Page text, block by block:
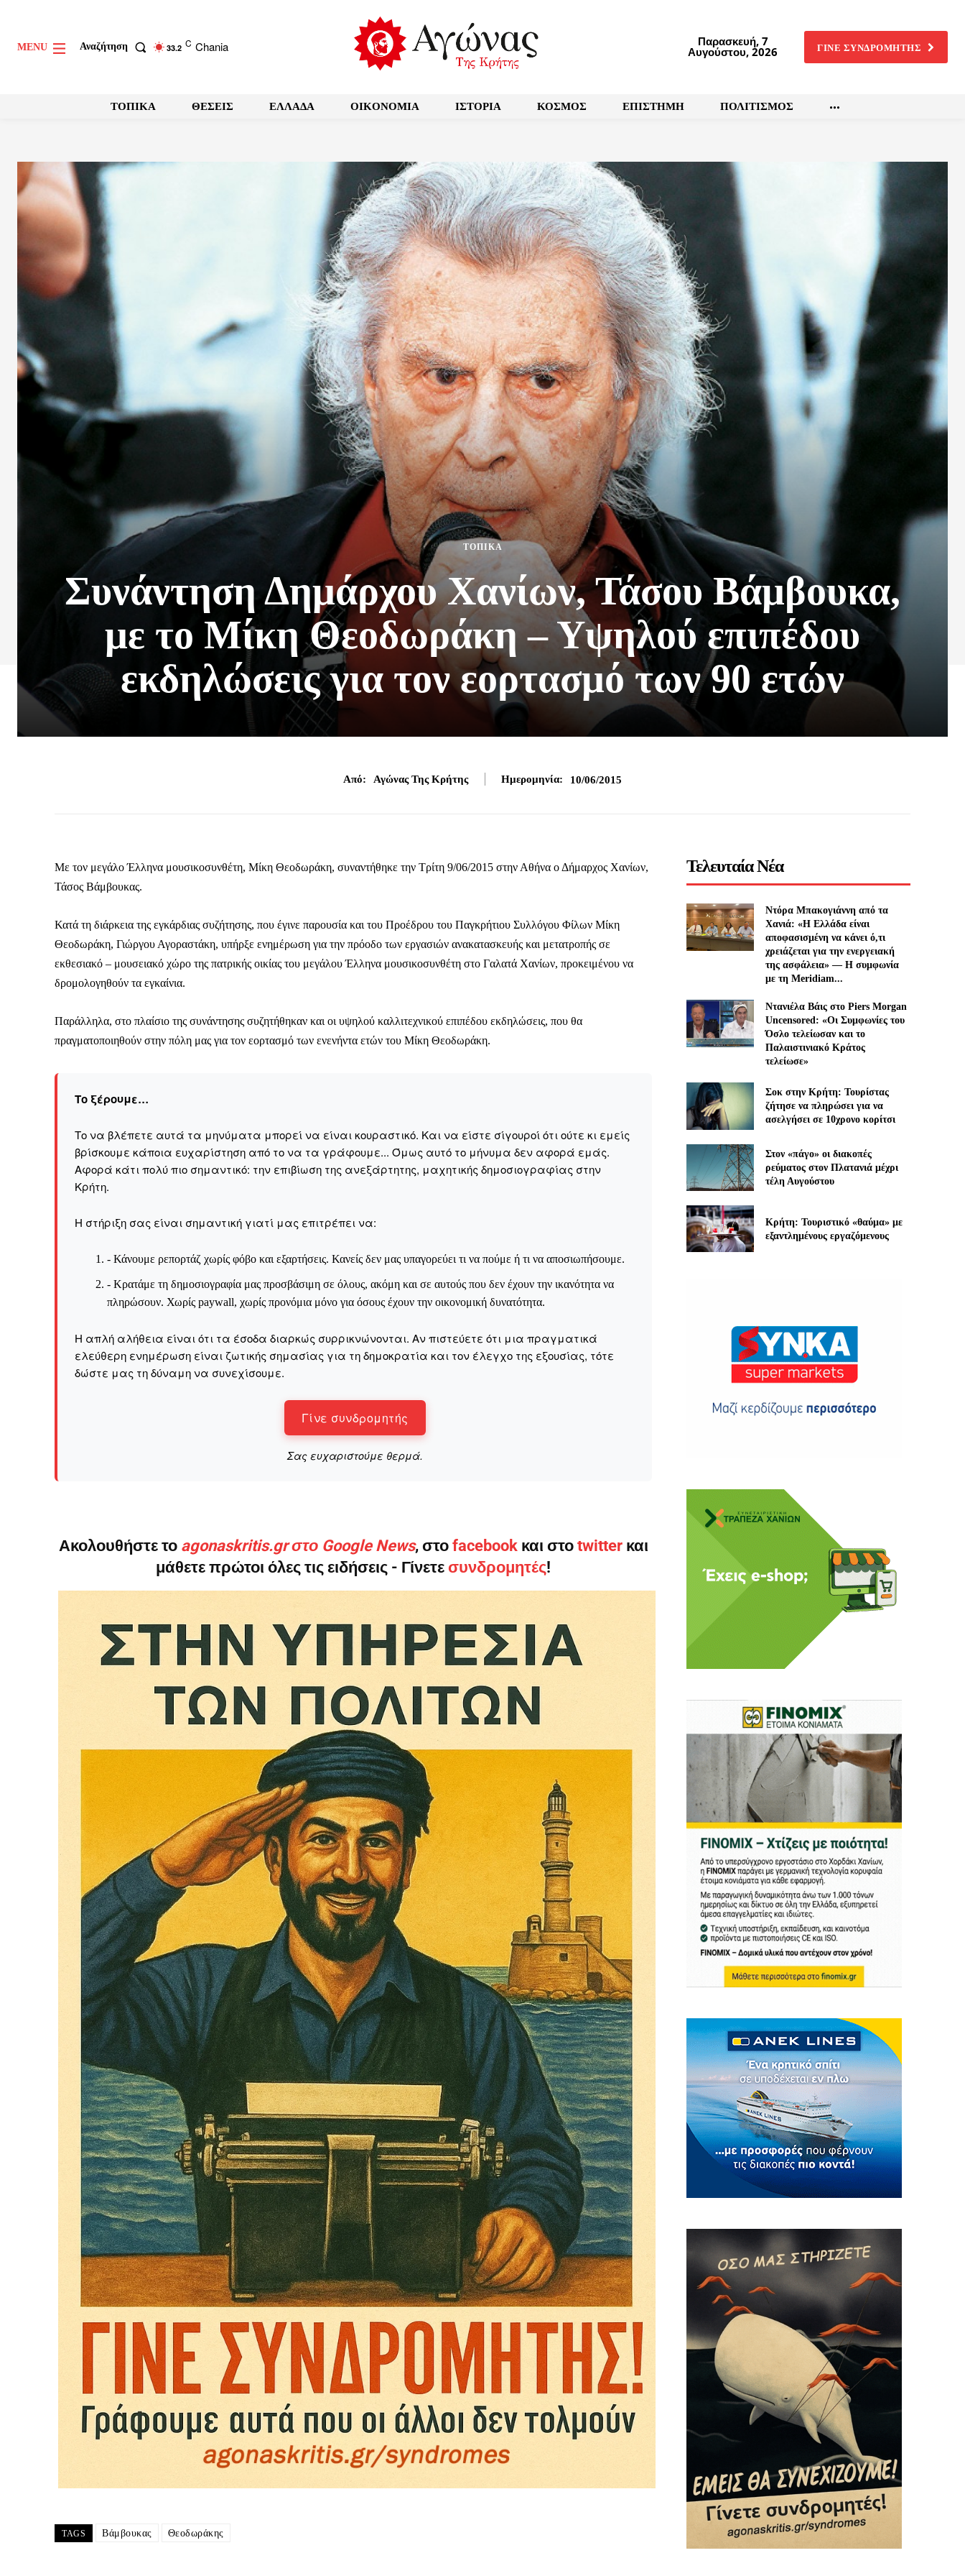
Καθημερινή Μαχητική
Εφημερίδα
ΕΓΓΡΑΦΕΙΤΕ
Το ξέρουμε…
βρίσκουμε κάποια ευχαρίστηση από το να τα γράφουμε... Όμως αυτό το μήνυμα δεν αφορά εμάς. Αφορά κάτι
πολύ πιο σημαντικό: την επιβίωση της ανεξάρτητης, μαχητικής δημοσιογραφίας στην Kρήτη.
Η στήριξη σας είναι σημαντική γιατί μας επιτρέπει να:
- Κάνουμε ρεπορτάζ χωρίς φόβο και εξαρτήσεις. Κανείς δεν μας υπαγορεύει τι να πούμε ή τι να
αποσιωπήσουμε.
- Κρατάμε τη δημοσιογραφία μας προσβάσιμη σε όλους, ακόμη και σε αυτούς που δεν έχουν την
ικανότητα να πληρώσουν. Χωρίς paywall, χωρίς προνόμια μόνο για όσους έχουν την οικονομική δυνατότητα.
Η απλή αλήθεια είναι ότι τα έσοδα διαρκώς συρρικνώνονται. Αν πιστεύετε ότι μια πραγματικά ελεύθερη
ενημέρωση είναι ζωτικής σημασίας για τη δημοκρατία και τον έλεγχο της εξουσίας, τότε δώστε μας τη δύναμη
να συνεχίσουμε.
Γίνε συνδρομητής
Σας ευχαριστούμε θερμά.
MENU Αναζήτηση 33.2 C Chania Παρασκευή, 7
Αυγούστου, 2026 ΓΙΝΕ ΣΥΝΔΡΟΜΗΤΗΣ
ΤΟΠΙΚΑ ΘΕΣΕΙΣ ΕΛΛΑΔΑ OIKONOMIA ΙΣΤΟΡΙΑ ΚΟΣΜΟΣ ΕΠΙΣΤΗΜΗ ΠΟΛΙΤΙΣΜΟΣ
ΤΟΠΙΚΑ
Συνάντηση Δημάρχου Χανίων, Τάσου Βάμβουκα,
με το Μίκη Θεοδωράκη – Υψηλού επιπέδου
εκδηλώσεις για τον εορτασμό των 90 ετών
Από: Αγώνας Της Κρήτης Ημερομηνία: 10/06/2015
Με τον μεγάλο Έλληνα μουσικοσυνθέτη, Μίκη Θεοδωράκη, συναντήθηκε την Τρίτη 9/06/2015 στην Αθήνα ο Δήμαρχος Χανίων,
Τάσος Βάμβουκας.
Κατά τη διάρκεια της εγκάρδιας συζήτησης, που έγινε παρουσία και του Προέδρου του Παγκρήτιου Συλλόγου Φίλων Μίκη
Θεοδωράκη, Γιώργου Αγοραστάκη, υπήρξε ενημέρωση για την πρόοδο των εργασιών ανακατασκευής και μετατροπής σε
εκθεσιακό – μουσειακό χώρο της πατρικής οικίας του μεγάλου Έλληνα μουσικοσυνθέτη στο Γαλατά Χανίων, προκειμένου να
δρομολογηθούν τα εγκαίνια.
Παράλληλα, στο πλαίσιο της συνάντησης συζητήθηκαν και οι υψηλού καλλιτεχνικού επιπέδου εκδηλώσεις, που θα
πραγματοποιηθούν στην πόλη μας για τον εορτασμό των ενενήντα ετών του Μίκη Θεοδωράκη.
Το ξέρουμε…
Το να βλέπετε αυτά τα μηνύματα μπορεί να είναι κουραστικό. Και να είστε σίγουροί ότι ούτε κι εμείς
βρίσκουμε κάποια ευχαρίστηση από το να τα γράφουμε... Όμως αυτό το μήνυμα δεν αφορά εμάς.
Αφορά κάτι πολύ πιο σημαντικό: την επιβίωση της ανεξάρτητης, μαχητικής δημοσιογραφίας στην
Kρήτη.
Η στήριξη σας είναι σημαντική γιατί μας επιτρέπει να:
- Κάνουμε ρεπορτάζ χωρίς φόβο και εξαρτήσεις. Κανείς δεν μας υπαγορεύει τι να πούμε ή τι να αποσιωπήσουμε.
- Κρατάμε τη δημοσιογραφία μας προσβάσιμη σε όλους, ακόμη και σε αυτούς που δεν έχουν την ικανότητα να
πληρώσουν. Χωρίς paywall, χωρίς προνόμια μόνο για όσους έχουν την οικονομική δυνατότητα.
Η απλή αλήθεια είναι ότι τα έσοδα διαρκώς συρρικνώνονται. Αν πιστεύετε ότι μια πραγματικά
ελεύθερη ενημέρωση είναι ζωτικής σημασίας για τη δημοκρατία και τον έλεγχο της εξουσίας, τότε
δώστε μας τη δύναμη να συνεχίσουμε.
Γίνε συνδρομητής
Σας ευχαριστούμε θερμά.
Ακολουθήστε το agonaskritis.gr στο Google News, στο facebook και στο twitterκαι
μάθετε πρώτοι όλες τις ειδήσεις - Γίνετε συνδρομητές!
TAGS Βάμβουκας Θεοδωράκης
Τελευταία Νέα
Ντόρα Μπακογιάννη από τα
Χανιά: «Η Ελλάδα είναι
αποφασισμένη να κάνει ό,τι
χρειάζεται για την ενεργειακή
της ασφάλεια» — Η συμφωνία
με τη Meridiam...
Ντανιέλα Βάις στο Piers Morgan
Uncensored: «Οι Συμφωνίες του
Όσλο τελείωσαν και το
Παλαιστινιακό Κράτος
τελείωσε»
Σοκ στην Κρήτη: Τουρίστας
ζήτησε να πληρώσει για να
ασελγήσει σε 10χρονο κορίτσι
Στον «πάγο» οι διακοπές
ρεύματος στον Πλατανιά μέχρι
τέλη Αυγούστου
Κρήτη: Τουριστικό «θαύμα» με
εξαντλημένους εργαζόμενους